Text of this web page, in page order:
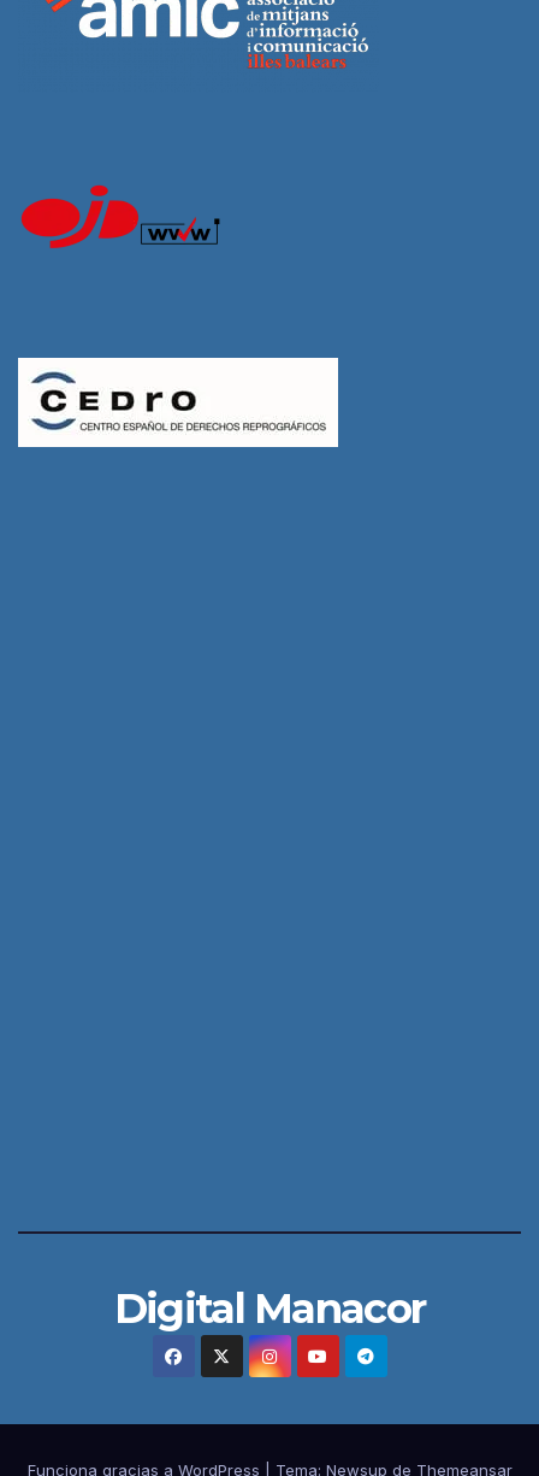
Digital Manacor
Funciona gracias a WordPress Tema: Newsup de Themeansar